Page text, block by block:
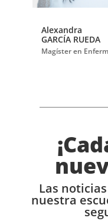
Alexandra
GARCÍA RUEDA
Magíster en
Las
nuestra